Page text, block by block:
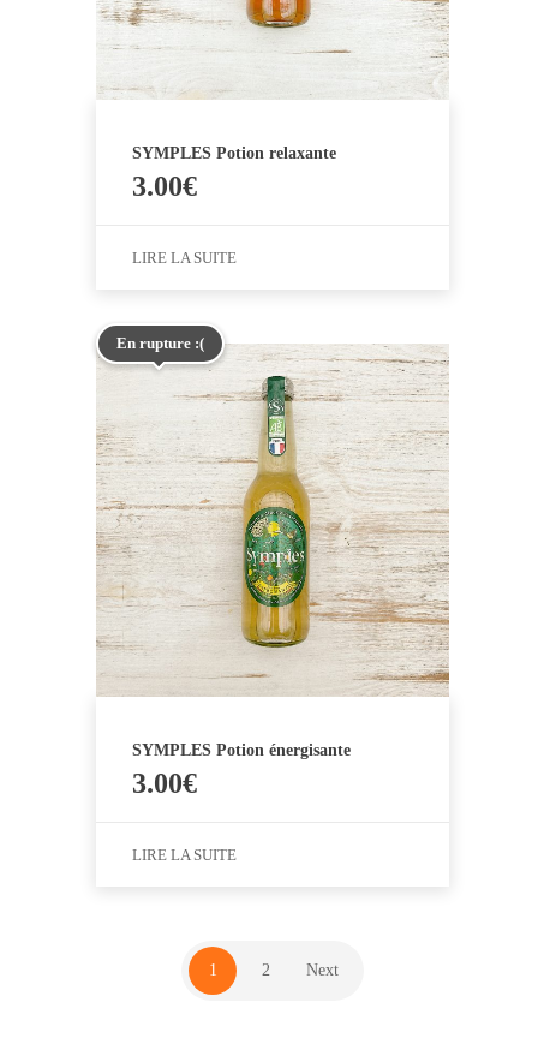
SYMPLES Potion relaxante
3.00€
LIRE LA SUITE
En rupture :(
SYMPLES Potion énergisante
3.00€
LIRE LA SUITE
1 2 Next